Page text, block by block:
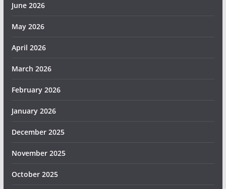
June 2026
May 2026
April 2026
March 2026
February 2026
January 2026
December 2025
November 2025
October 2025